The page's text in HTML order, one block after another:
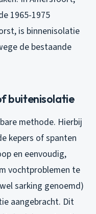
1965-1975
is binnenisolatie
de bestaande
buitenisolatie
methode. Hierbij
kepers of spanten
en eenvoudig,
vochtproblemen te
sarking genoemd)
aangebracht. Dit